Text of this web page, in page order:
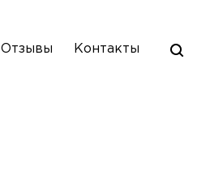
Отзывы Контакты